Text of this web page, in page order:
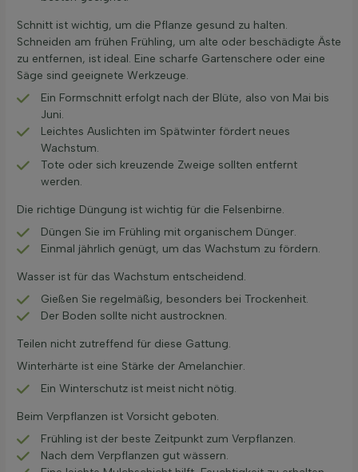
Schnitt ist wichtig, um die Pflanze gesund zu halten.
Schneiden am frühen Frühling, um alte oder beschädigte Äste
zu entfernen, ist ideal. Eine scharfe Gartenschere oder eine
Säge sind geeignete Werkzeuge.
Ein Formschnitt erfolgt nach der Blüte, also von Mai bis
Juni.
Leichtes Auslichten im Spätwinter fördert neues
Wachstum.
Tote oder sich kreuzende Zweige sollten entfernt
werden.
Die richtige Düngung ist wichtig für die Felsenbirne.
Düngen Sie im Frühling mit organischem Dünger.
Einmal jährlich genügt, um das Wachstum zu fördern.
Wasser ist für das Wachstum entscheidend.
Gießen Sie regelmäßig, besonders bei Trockenheit.
Der Boden sollte nicht austrocknen.
Teilen nicht zutreffend für diese Gattung.
Winterhärte ist eine Stärke der Amelanchier.
Ein Winterschutz ist meist nicht nötig.
Beim Verpflanzen ist Vorsicht geboten.
Frühling ist der beste Zeitpunkt zum Verpflanzen.
Nach dem Verpflanzen gut wässern.